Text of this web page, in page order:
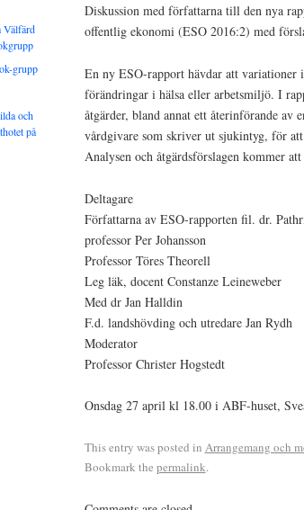
Diskussion med författarna till den nya
offentlig ekonomi (ESO 2016:2) med
En ny ESO-rapport hävdar att
förändringar i hälsa eller arbetsmiljö. I
åtgärder, bland annat ett återinförande av
vårdgivare som skriver ut sjukintyg, för
Analysen och åtgärdsförslagen kommer
Deltagare
Författarna av ESO-rapporten fil. dr.
professor Per Johansson
Professor Töres Theorell
Leg läk, docent Constanze Leineweber
Med dr Jan Halldin
F.d. landshövding och utredare Jan Rydh
Moderator
Professor Christer Hogstedt
Onsdag 27 april kl 18.00 i ABF-huset,
This entry was posted in Arrangemang och
Bookmark the permalink.
Välfärd
grupp
och
på